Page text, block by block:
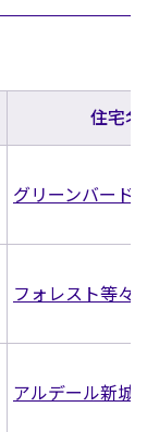
住宅名
グリーンバード
フォレスト等々
アルデール新城